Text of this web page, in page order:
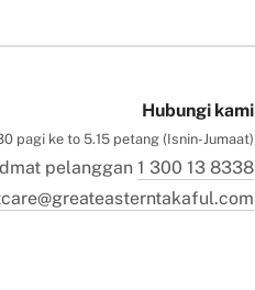
Hubungi kami
pagi ke to 5.15 petang (Isnin-Jumaat)
pelanggan 1 300 13 8338